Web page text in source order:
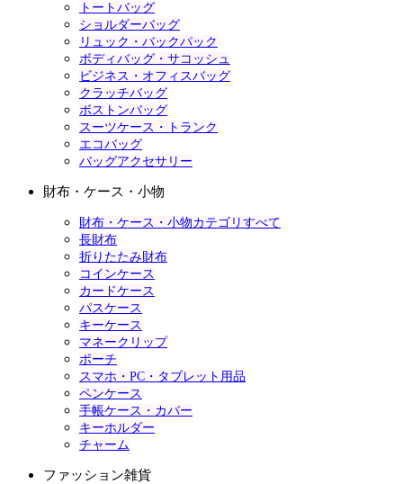
トートバッグ
ショルダーバッグ
リュック・バックパック
ボディバッグ・サコッシュ
ビジネス・オフィスバッグ
クラッチバッグ
ボストンバッグ
スーツケース・トランク
エコバッグ
バッグアクセサリー
財布・ケース・小物
財布・ケース・小物カテゴリすべて
長財布
折りたたみ財布
コインケース
カードケース
パスケース
キーケース
マネークリップ
ポーチ
スマホ・PC・タブレット用品
ペンケース
手帳ケース・カバー
キーホルダー
チャーム
ファッション雑貨